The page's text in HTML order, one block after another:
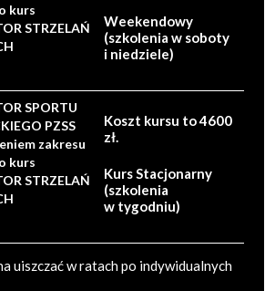
kurs
STRZELAŃ
Weekendowy
(szkolenia w soboty
i niedziele)
SPORTU
PZSS
zakresu
kurs
STRZELAŃ
Koszt kursu to 4600
zł.
Kurs Stacjonarny
(szkolenia
w tygodniu)
uiszczać w ratach po indywidualnych